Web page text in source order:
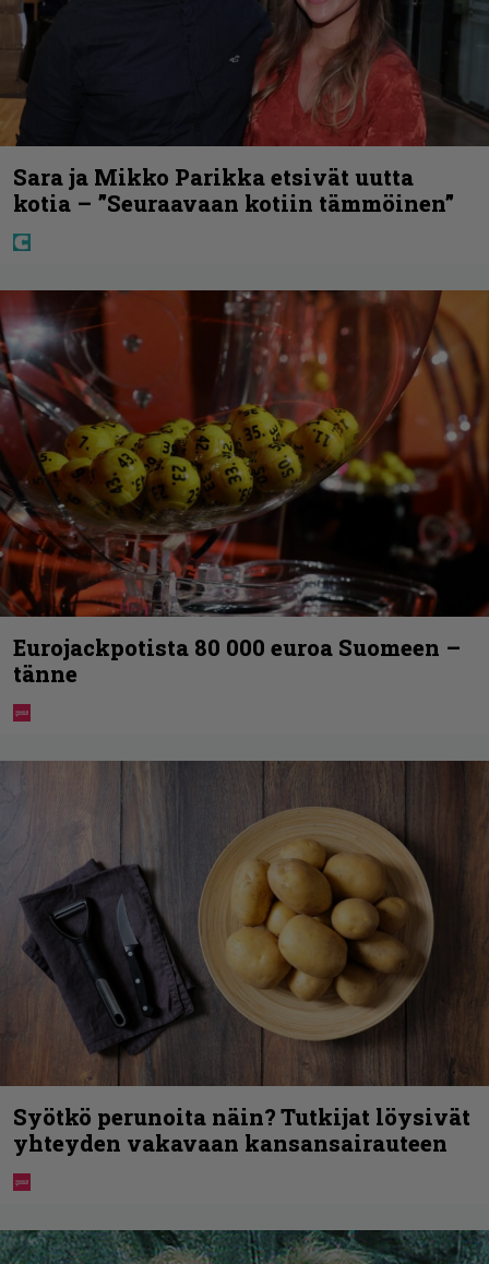
Sara ja Mikko Parikka etsivät uutta
kotia – ”Seuraavaan kotiin tämmöinen”
Eurojackpotista 80 000 euroa Suomeen –
tänne
Syötkö perunoita näin? Tutkijat löysivät
yhteyden vakavaan kansansairauteen